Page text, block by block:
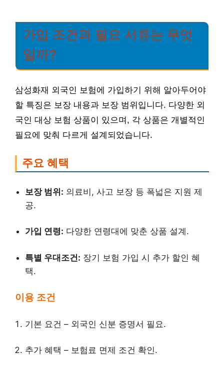
가입 조건과 필요 서류는 무엇
일까?
삼성화재 외국인 보험에 가입하기 위해 알아두어야
할 특징은 보장 내용과 보장 범위입니다. 다양한 외
국인 대상 보험 상품이 있으며, 각 상품은 개별적인
필요에 맞춰 다르게 설계되었습니다.
주요 혜택
보장 범위: 의료비, 사고 보장 등 폭넓은 지원 제
공.
가입 연령: 다양한 연령대에 맞춘 상품 설계.
특별 우대조건: 장기 보험 가입 시 추가 할인 혜
택.
이용 조건
기본 요건 – 외국인 신분 증명서 필요.
추가 혜택 – 보험료 면제 조건 확인.